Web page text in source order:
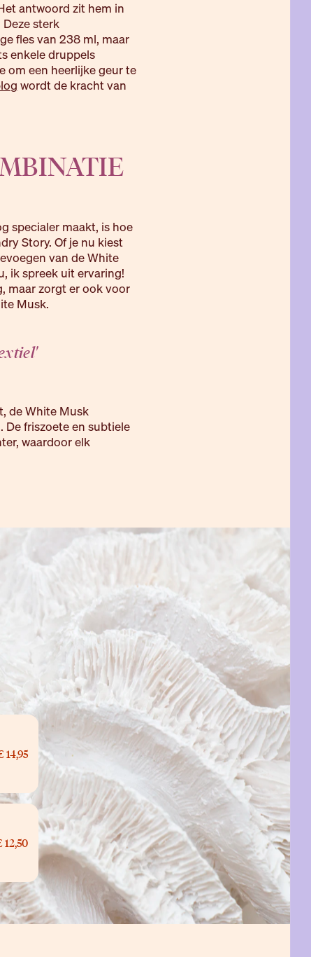
antwoord zit hem in
sterk
fles van 238 ml, maar
enkele druppels
om een heerlijke geur te
wordt de kracht van
specialer maakt, is hoe
Story. Of je nu kiest
van de White
ik spreek uit ervaring!
maar zorgt er ook voor
Musk.
de White Musk
friszoete en subtiele
waardoor elk
14,95
12,50